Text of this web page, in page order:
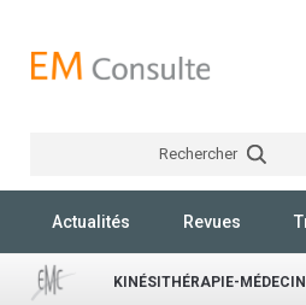
Rechercher
Actualités Revues
KINÉSITHÉRAPIE-